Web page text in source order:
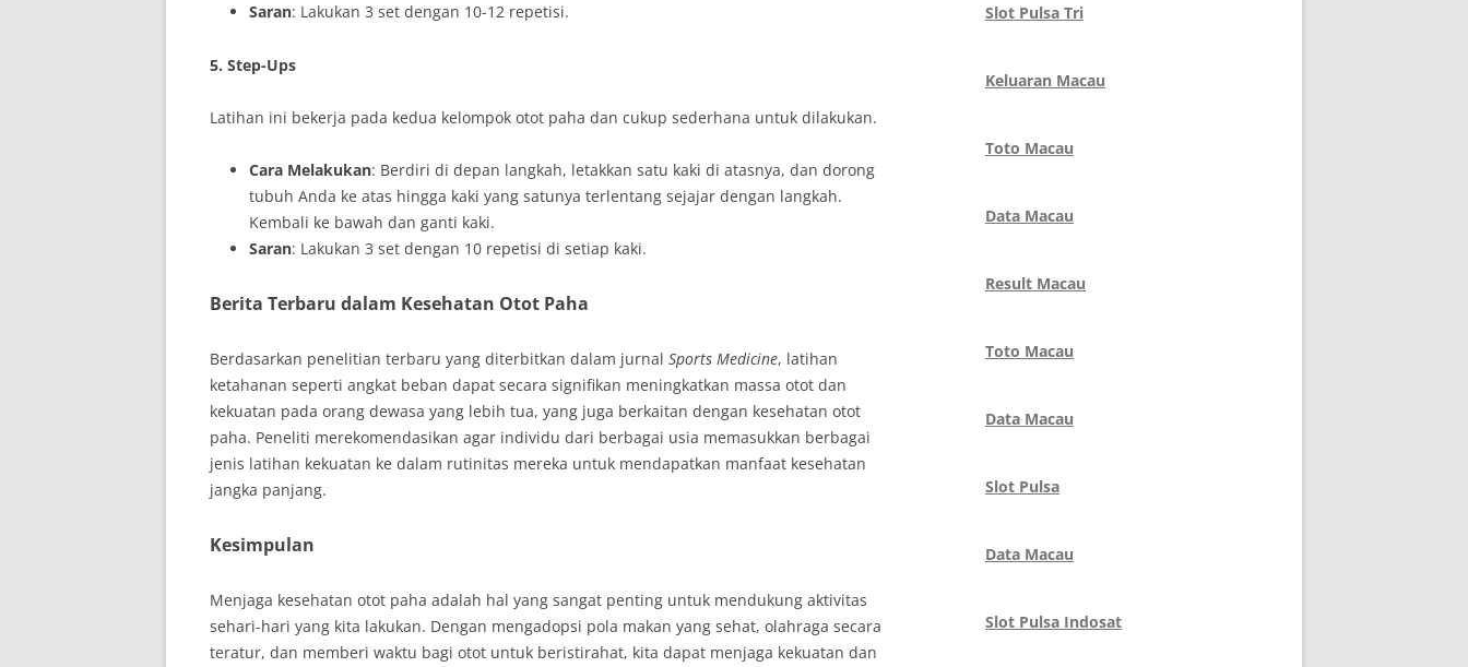
Saran: Lakukan 3 set dengan 10-12 repetisi.
5. Step-Ups
Latihan ini bekerja pada kedua kelompok otot paha dan cukup sederhana untuk dilakukan.
Cara Melakukan: Berdiri di depan langkah, letakkan satu kaki di atasnya, dan dorong
tubuh Anda ke atas hingga kaki yang satunya terlentang sejajar dengan langkah.
Kembali ke bawah dan ganti kaki.
Saran: Lakukan 3 set dengan 10 repetisi di setiap kaki.
Berita Terbaru dalam Kesehatan Otot Paha
Berdasarkan penelitian terbaru yang diterbitkan dalam jurnal Sports Medicine, latihan
ketahanan seperti angkat beban dapat secara signifikan meningkatkan massa otot dan
kekuatan pada orang dewasa yang lebih tua, yang juga berkaitan dengan kesehatan otot
paha. Peneliti merekomendasikan agar individu dari berbagai usia memasukkan berbagai
jenis latihan kekuatan ke dalam rutinitas mereka untuk mendapatkan manfaat kesehatan
jangka panjang.
Kesimpulan
Menjaga kesehatan otot paha adalah hal yang sangat penting untuk mendukung aktivitas
sehari-hari yang kita lakukan. Dengan mengadopsi pola makan yang sehat, olahraga secara
teratur, dan memberi waktu bagi otot untuk beristirahat, kita dapat menjaga kekuatan dan
Slot Pulsa Tri
Keluaran Macau
Toto Macau
Data Macau
Result Macau
Toto Macau
Data Macau
Slot Pulsa
Data Macau
Slot Pulsa Indosat